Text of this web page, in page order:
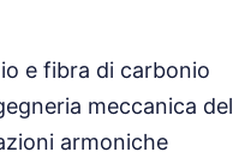
e fibra di carbonio
meccanica del
armoniche